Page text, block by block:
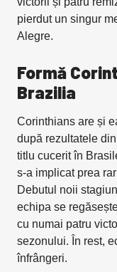
pierdut un singur
Alegre.
Formă
Brazilia
Corinthians are și
după rezultatele
titlu cucerit în
s-a implicat prea
Debutul noii
echipa se
cu numai patru
sezonului. În rest,
înfrângeri.